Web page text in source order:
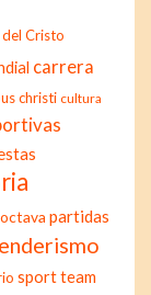
Cristo
carrera
christi cultura
octava partidas
sport team